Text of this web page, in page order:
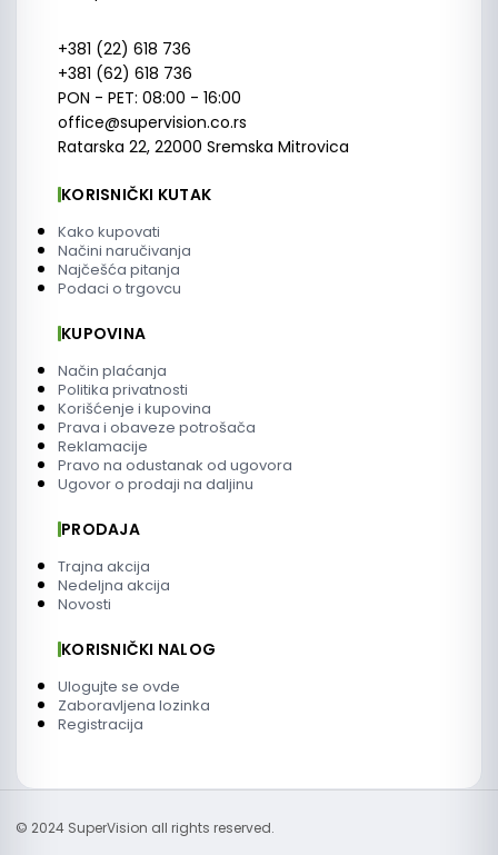
+381 (22) 618 736
+381 (62) 618 736
PON - PET: 08:00 - 16:00
office@supervision.co.rs
Ratarska 22, 22000 Sremska Mitrovica
KORISNIČKI KUTAK
Kako kupovati
Načini naručivanja
Najčešća pitanja
Podaci o trgovcu
KUPOVINA
Način plaćanja
Politika privatnosti
Korišćenje i kupovina
Prava i obaveze potrošača
Reklamacije
Pravo na odustanak od ugovora
Ugovor o prodaji na daljinu
PRODAJA
Trajna akcija
Nedeljna akcija
Novosti
KORISNIČKI NALOG
Ulogujte se ovde
Zaboravljena lozinka
Registracija
© 2024 SuperVision all rights reserved.